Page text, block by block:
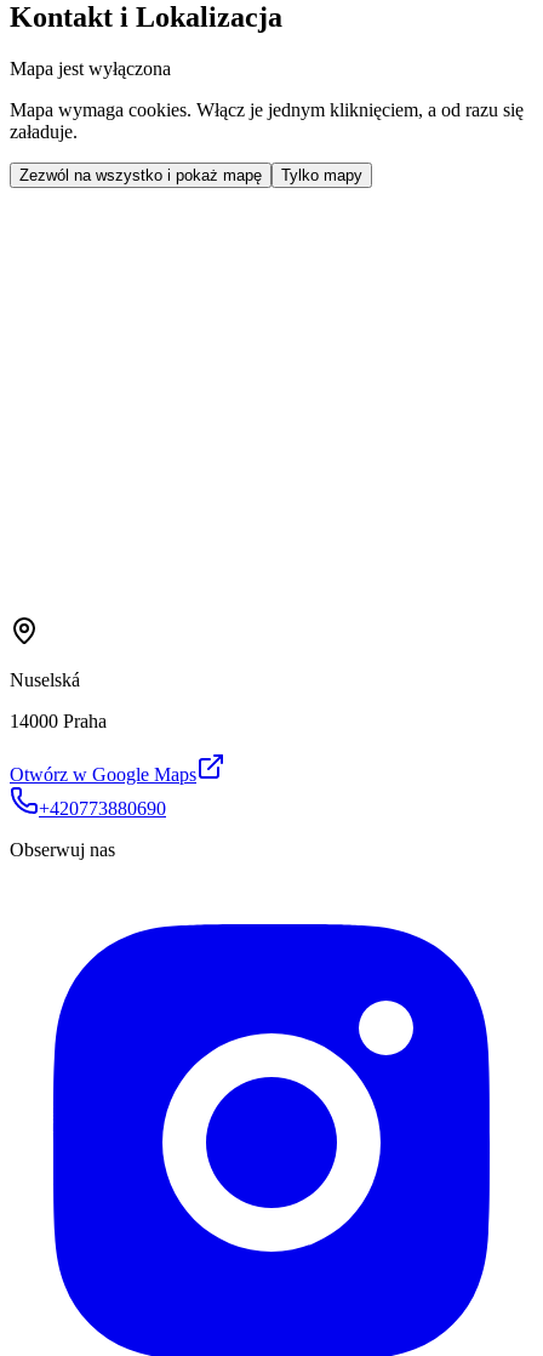
Kontakt i Lokalizacja
Mapa jest wyłączona
Mapa wymaga cookies. Włącz je jednym kliknięciem, a od razu się
załaduje.
Zezwól na wszystko i pokaż mapę Tylko mapy
Nuselská
14000 Praha
Otwórz w Google Maps
+420773880690
Obserwuj nas